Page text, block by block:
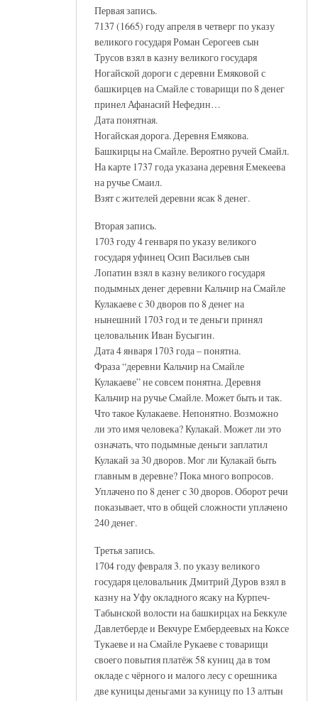
Первая запись.
7137 (1665) году апреля в четверг по указу
великого государя Роман Серогеев сын
Трусов взял в казну великого государя
Ногайской дороги с деревни Емяковой с
башкирцев на Смайле с товарищи по 8 денег
принел Афанасий Нефедин…
Дата понятная.
Ногайская дорога. Деревня Емякова.
Башкирцы на Смайле. Вероятно ручей Смайл.
На карте 1737 года указана деревня Емекеева
на ручье Смаил.
Взят с жителей деревни ясак 8 денег.
Вторая запись.
1703 году 4 генваря по указу великого
государя уфинец Осип Васильев сын
Лопатин взял в казну великого государя
подымных денег деревни Кальчир на Смайле
Кулакаеве с 30 дворов по 8 денег на
нынешний 1703 год и те деньги принял
целовальник Иван Бусыгин.
Дата 4 января 1703 года – понятна.
Фраза “деревни Кальчир на Смайле
Кулакаеве” не совсем понятна. Деревня
Кальчир на ручье Смайле. Может быть и так.
Что такое Кулакаеве. Непонятно. Возможно
ли это имя человека? Кулакай. Может ли это
означать, что подымные деньги заплатил
Кулакай за 30 дворов. Мог ли Кулакай быть
главным в деревне? Пока много вопросов.
Уплачено по 8 денег с 30 дворов. Оборот речи
показывает, что в общей сложности уплачено
240 денег.
Третья запись.
1704 году февраля 3. по указу великого
государя целовальник Дмитрий Дуров взял в
казну на Уфу окладного ясаку на Курпеч-
Табынской волости на башкирцах на Беккуле
Давлетберде и Векчуре Ембердеевых на Коксе
Тукаеве и на Смайле Рукаеве с товарищи
своего повытия платёж 58 куниц да в том
окладе с чёрного и малого лесу с орешника
две куницы деньгами за куницу по 13 алтын